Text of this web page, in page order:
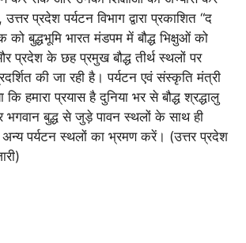
प्रदेश पर्यटन विभाग द्वारा प्रकाशित “द
बुद्धभूमि भारत मंडपम में बौद्ध भिक्षुओं को
प्रदेश के छह प्रमुख बौद्ध तीर्थ स्थलों पर
की जा रही है। पर्यटन एवं संस्कृति मंत्री
कि हमारा प्रयास है दुनिया भर से बौद्ध श्रद्धालु
बुद्ध से जुड़े पावन स्थलों के साथ ही
अन्य पर्यटन स्थलों का भ्रमण करें। (उत्तर प्रदेश